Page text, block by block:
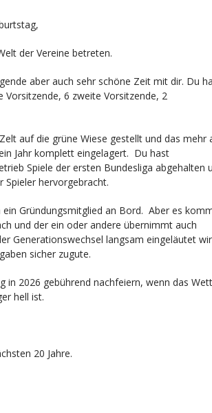
der Vereine betreten.
aber auch sehr schöne Zeit mit dir. Du
Vorsitzende, 6 zweite Vorsitzende, 2
auf die grüne Wiese gestellt und das mehr
Jahr komplett eingelagert. Du hast
Spiele der ersten Bundesliga abgehalten
Spieler hervorgebracht.
ein Gründungsmitglied an Bord. Aber es
und der ein oder andere übernimmt auch
Generationswechsel langsam eingeläutet
sicher zugute.
in 2026 gebührend nachfeiern, wenn das
hell ist.
20 Jahre.